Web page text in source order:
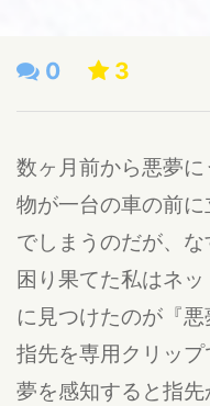
0 3
数ヶ月前から悪夢
物が一台の車の前
でしまうのだが、な
困り果てた私はネ
に見つけたのが『悪
指先を専用クリッ
夢を感知すると指